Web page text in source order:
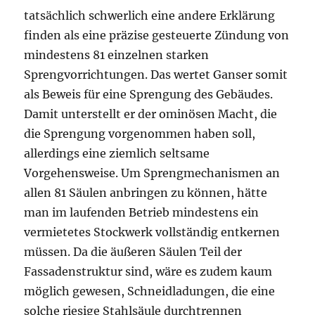
tatsächlich schwerlich eine andere Erklärung
finden als eine präzise gesteuerte Zündung von
mindestens 81 einzelnen starken
Sprengvorrichtungen. Das wertet Ganser somit
als Beweis für eine Sprengung des Gebäudes.
Damit unterstellt er der ominösen Macht, die
die Sprengung vorgenommen haben soll,
allerdings eine ziemlich seltsame
Vorgehensweise. Um Sprengmechanismen an
allen 81 Säulen anbringen zu können, hätte
man im laufenden Betrieb mindestens ein
vermietetes Stockwerk vollständig entkernen
müssen. Da die äußeren Säulen Teil der
Fassadenstruktur sind, wäre es zudem kaum
möglich gewesen, Schneidladungen, die eine
solche riesige Stahlsäule durchtrennen